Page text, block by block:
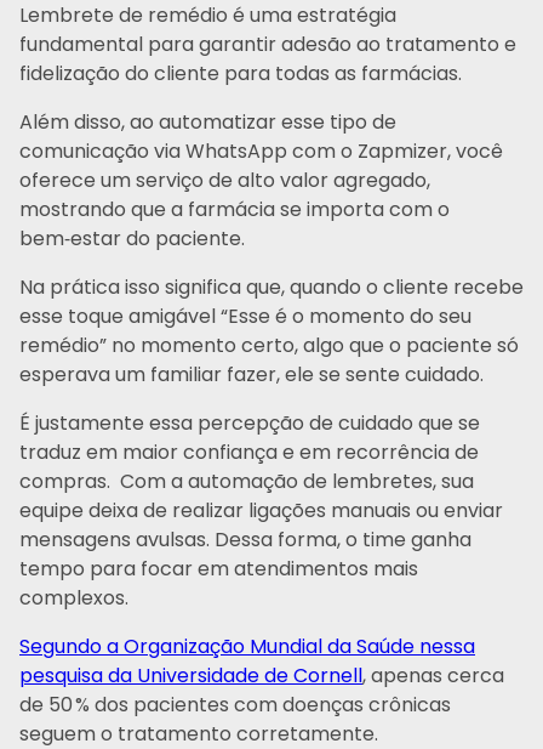
Lembrete de remédio é uma estratégia
fundamental para garantir adesão ao tratamento e
fidelização do cliente para todas as farmácias.
Além disso, ao automatizar esse tipo de
comunicação via WhatsApp com o Zapmizer, você
oferece um serviço de alto valor agregado,
mostrando que a farmácia se importa com o
bem‑estar do paciente.
Na prática isso significa que, quando o cliente recebe
esse toque amigável “Esse é o momento do seu
remédio” no momento certo, algo que o paciente só
esperava um familiar fazer, ele se sente cuidado.
É justamente essa percepção de cuidado que se
traduz em maior confiança e em recorrência de
compras. Com a automação de lembretes, sua
equipe deixa de realizar ligações manuais ou enviar
mensagens avulsas. Dessa forma, o time ganha
tempo para focar em atendimentos mais
complexos.
Segundo a Organização Mundial da Saúde nessa
pesquisa da Universidade de Cornell, apenas cerca
de 50 % dos pacientes com doenças crônicas
seguem o tratamento corretamente.